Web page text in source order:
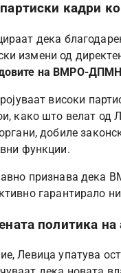
кадри
дека
измени од
на ВМРО-
високи
како што велат од
добиле
функции.
признава
гарантирало
политика
Левица упатува